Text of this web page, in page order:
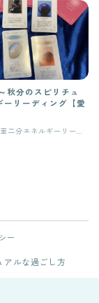
秋分のスピリチュ
ーリーディング【愛
二分エネルギーリーデ
ー
アルな過ごし方